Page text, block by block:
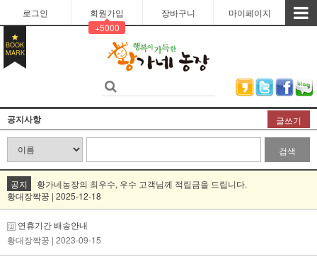
로그인
회원가입
+5000
장바구니 마이페이지
BOOK
MARK
공지사항 글쓰기
검색
공지
황가네농장의 최우수, 우수 고객님께 적립금을 드립니다.
황대장짝꿍 | 2025-12-18
연휴기간 배송안내
황대장짝꿍 | 2023-09-15